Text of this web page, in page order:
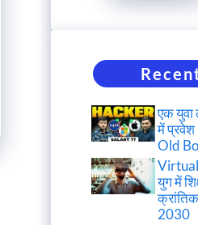
एक युवा
में
Old
युग में
2030